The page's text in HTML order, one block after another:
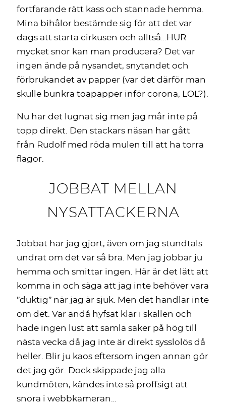
fortfarande rätt kass och stannade hemma.
Mina bihålor bestämde sig för att det var
dags att starta cirkusen och alltså…HUR
mycket snor kan man producera? Det var
ingen ände på nysandet, snytandet och
förbrukandet av papper (var det därför man
skulle bunkra toapapper inför corona, LOL?).
Nu har det lugnat sig men jag mår inte på
topp direkt. Den stackars näsan har gått
från Rudolf med röda mulen till att ha torra
flagor.
JOBBAT MELLAN
NYSATTACKERNA
Jobbat har jag gjort, även om jag stundtals
undrat om det var så bra. Men jag jobbar ju
hemma och smittar ingen. Här är det lätt att
komma in och säga att jag inte behöver vara
”duktig” när jag är sjuk. Men det handlar inte
om det. Var ändå hyfsat klar i skallen och
hade ingen lust att samla saker på hög till
nästa vecka då jag inte är direkt sysslolös då
heller. Blir ju kaos eftersom ingen annan gör
det jag gör. Dock skippade jag alla
kundmöten, kändes inte så proffsigt att
snora i webbkameran…